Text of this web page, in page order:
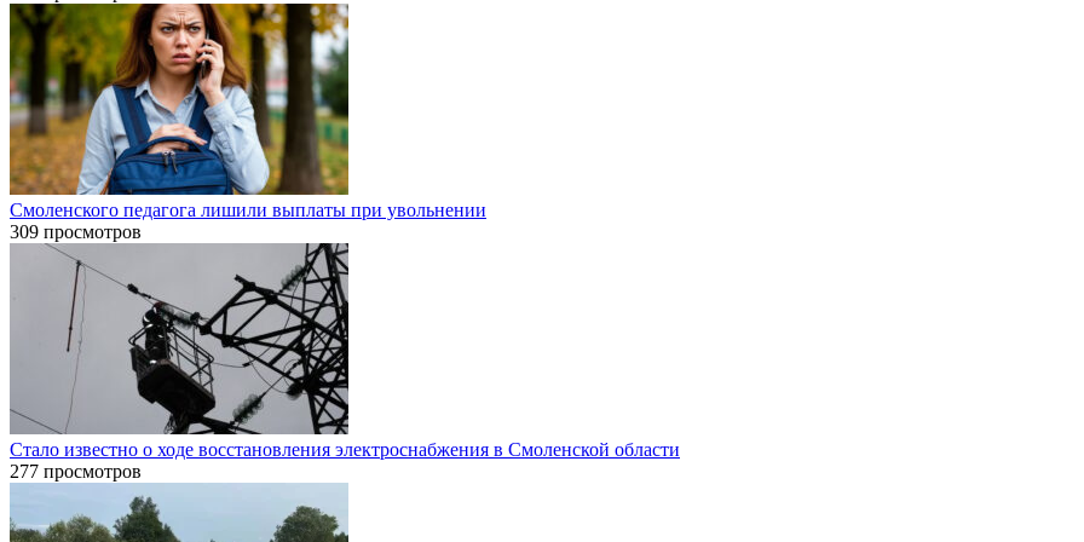
Смоленского педагога лишили выплаты при увольнении
309 просмотров
Стало известно о ходе восстановления электроснабжения в Смоленской области
277 просмотров